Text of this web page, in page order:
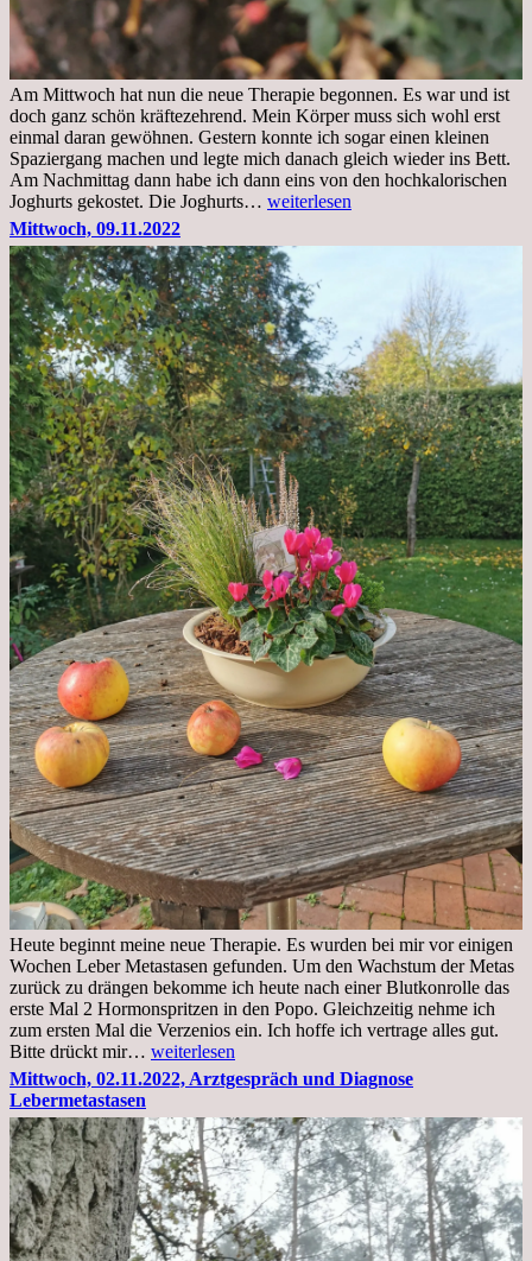
Am Mittwoch hat nun die neue Therapie begonnen. Es war und ist
doch ganz schön kräftezehrend. Mein Körper muss sich wohl erst
einmal daran gewöhnen. Gestern konnte ich sogar einen kleinen
Spaziergang machen und legte mich danach gleich wieder ins Bett.
Am Nachmittag dann habe ich dann eins von den hochkalorischen
Joghurts gekostet. Die Joghurts… Freitag,
Therapie
Beginn
gut
überstanden
weiterlesen
Mittwoch, 09.11.2022
Heute beginnt meine neue Therapie. Es wurden bei mir vor einigen
Wochen Leber Metastasen gefunden. Um den Wachstum der Metas
zurück zu drängen bekomme ich heute nach einer Blutkonrolle das
erste Mal 2 Hormonspritzen in den Popo. Gleichzeitig nehme ich
zum ersten Mal die Verzenios ein. Ich hoffe ich vertrage alles gut.
Bitte drückt mir… Mittwoch,
09.11.2022
weiterlesen
Mittwoch, 02.11.2022, Arztgespräch und Diagnose
Lebermetastasen